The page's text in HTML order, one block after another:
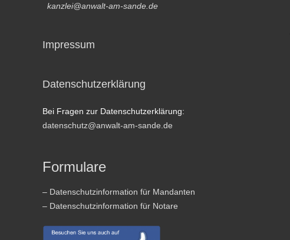
kanzlei@anwalt-am-sande.de
Impressum
Datenschutzerklärung
Bei Fragen zur Datenschutzerklärung:
datenschutz@anwalt-am-sande.de
Formulare
– Datenschutzinformation für Mandanten
– Datenschutzinformation für Notare